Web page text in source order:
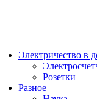
Электричество в
Розетки
Разное